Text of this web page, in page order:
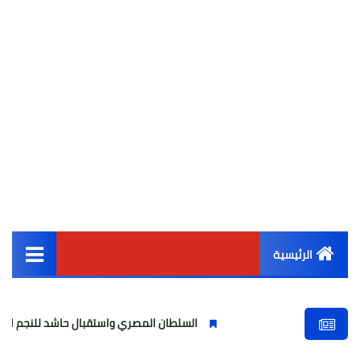
الرئيسية
أخبار مصر
السلطان المصري واستقبال حاشد للنجم المصري